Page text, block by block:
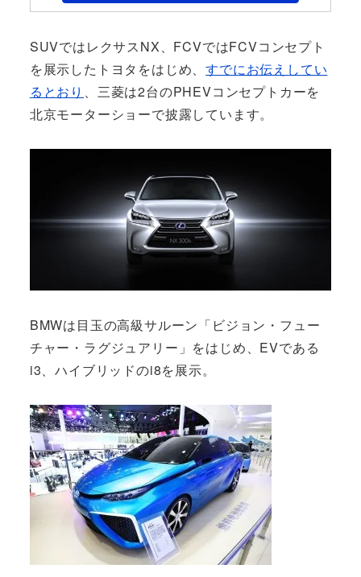
SUVではレクサスNX、FCVではFCVコンセプト
を展示したトヨタをはじめ、すでにお伝えしてい
るとおり 、三菱は2台のPHEVコンセプトカーを
北京モーターショーで披露しています。
BMWは目玉の高級サルーン「ビジョン・フュー
チャー・ラグジュアリー」をはじめ、EVである
i3、ハイブリッドのi8を展示。